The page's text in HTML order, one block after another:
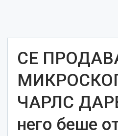
СЕ
ЧАРЛС
него беше